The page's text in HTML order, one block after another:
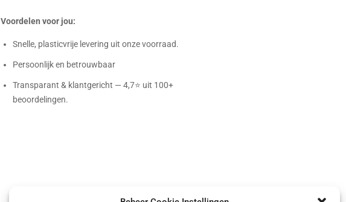
Voordelen voor jou:
Snelle, plasticvrije levering uit onze voorraad.
Persoonlijk en betrouwbaar
Transparant & klantgericht — 4,7⭐ uit 100+
beoordelingen.